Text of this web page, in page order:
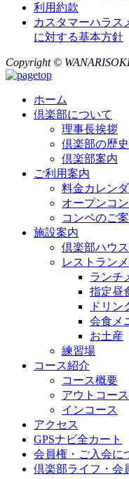
利用約款
カスタマーハラス
に対する基本方針
Copyright ©
ホーム
倶楽部について
理事長挨拶
倶楽部の歴史
倶楽部案内
ご利用案内
料金カレン
オープンコ
コンペのご
施設案内
倶楽部ハウス
レストラン
ランチ
指定昼
ドリン
会食メ
お土産
練習場
コース紹介
コース概要
アウトコース
インコース
アクセス
GPSナビ全カート
会員権・ご入会に
倶楽部ライフ・会